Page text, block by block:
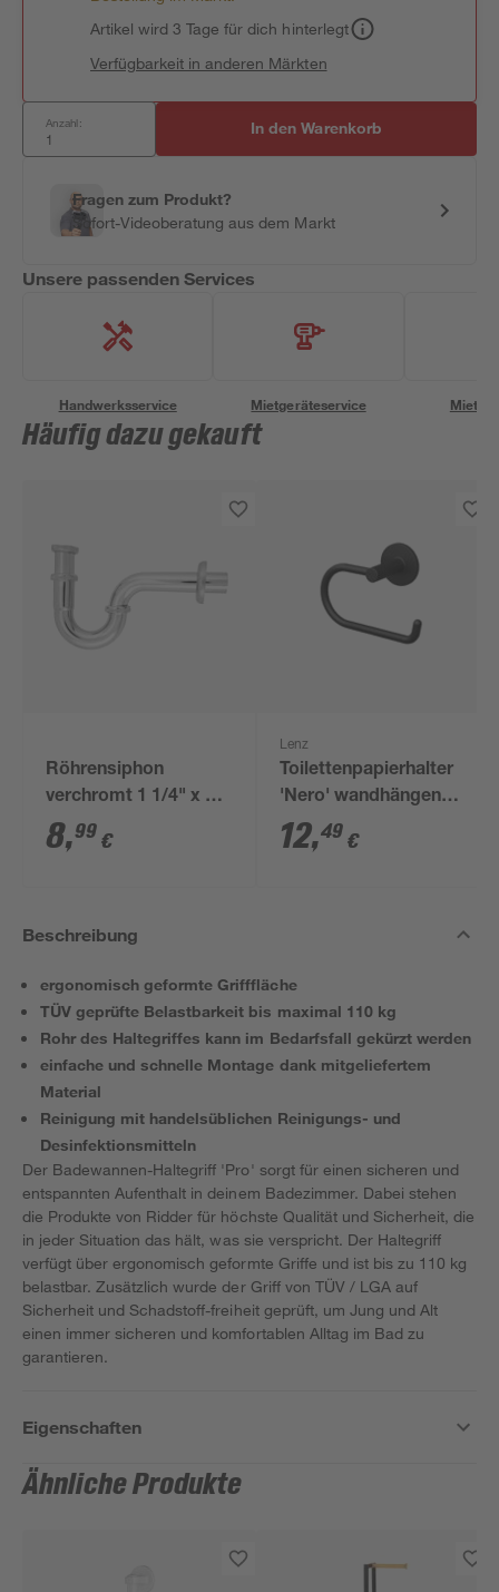
Artikel wird 3 Tage für dich hinterlegt
Verfügbarkeit in anderen Märkten
Anzahl: In den Warenkorb
Fragen zum Produkt?
Sofort-Videoberatung aus dem Markt
Unsere passenden Services
Handwerksservice Mietgeräteservice
Häufig dazu gekauft
Röhrensiphon
verchromt 1 1/4" x 32
mm
8,99 €
Lenz
Toilettenpapierhalter
'Nero' wandhängend
schwarz
12,49 €
Beschreibung
ergonomisch geformte Grifffläche
TÜV geprüfte Belastbarkeit bis maximal 110 kg
Rohr des Haltegriffes kann im Bedarfsfall gekürzt werden
einfache und schnelle Montage dank mitgeliefertem
Material
Reinigung mit handelsüblichen Reinigungs- und
Desinfektionsmitteln
Der Badewannen-Haltegriff 'Pro' sorgt für einen sicheren und
entspannten Aufenthalt in deinem Badezimmer. Dabei stehen
die Produkte von Ridder für höchste Qualität und Sicherheit, die
in jeder Situation das hält, was sie verspricht. Der Haltegriff
verfügt über ergonomisch geformte Griffe und ist bis zu 110 kg
belastbar. Zusätzlich wurde der Griff von TÜV / LGA auf
Sicherheit und Schadstoff-freiheit geprüft, um Jung und Alt
einen immer sicheren und komfortablen Alltag im Bad zu
garantieren.
Eigenschaften
Ähnliche Produkte